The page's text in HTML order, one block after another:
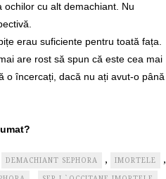
cu alt demachiant. Nu
erau suficiente pentru toată fața.
are rost să spun că este cea mai
o încercați, dacă nu ați avut-o până
DEMACHIANT SEPHORA , IMORTELE ,